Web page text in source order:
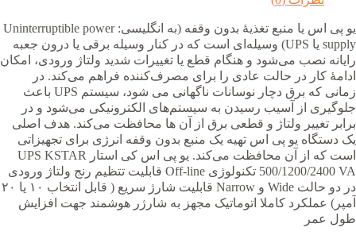
یو پی اس یا منبع تغذیهٔ بدون وقفه (به انگلیسی: Uninterruptible power
supply یا UPS) وسیله‌ای است که در کنار وسیله برقی یا درون جعبه
رایانه نصب می‌شود و هنگام قطع یا تغییرات شدید ولتاژ ورودی، امکان
ادامهٔ کار در حالت عادی را برای مصرف‌کننده فراهم می‌کند. در
زمانی که برق دچار نوسانات ناگهانی می شود، سیستم UPS باعث
جلوگیری از آسیب رسیدن به سیستم‌های الکترونیکی می‌شود و در
برابر تغییر ولتاژ و قطعی برق از آن ها محافظت می‌کند. هدف اصلی
یک دستگاه یو پی اس تهیه یک منبع بدون وقفه انرژی برای تجهیزاتی
است که از آن محافظت می‌کند. یو پی اس کی استار UPS KSTAR
500/1200/2400 VA تکنولوژی Off-line قابلیت تتظیم رنج ولتاژ ورودی
در دو حالت Wide و Narrow قابلیت شارژ سریع ( قابل انتخاب ۱۰ یا ۲۰
آمپر) عملکرد کاملا اتوماتیک مجهز به شارژر هوشمند جهت افزایش
طول عمر